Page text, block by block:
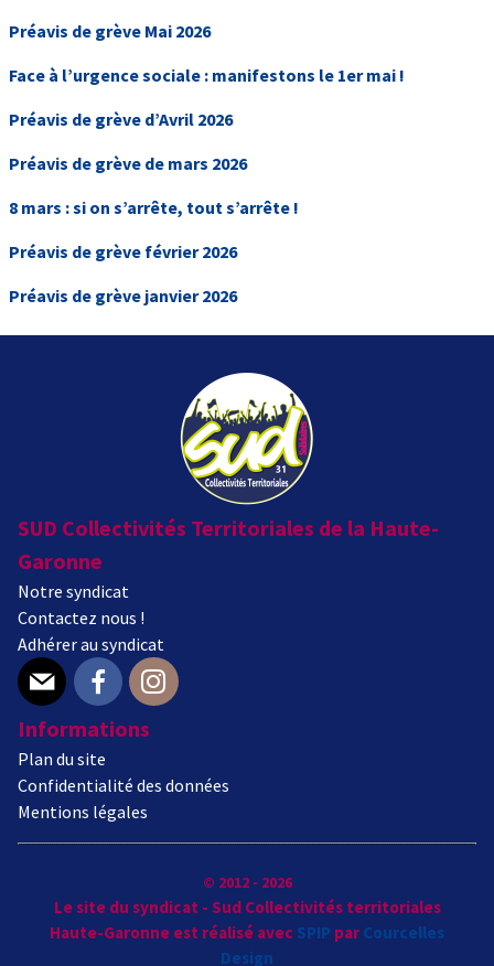
Préavis de grève Mai 2026
Face à l’urgence sociale : manifestons le 1er mai !
Préavis de grève d’Avril 2026
Préavis de grève de mars 2026
8 mars : si on s’arrête, tout s’arrête !
Préavis de grève février 2026
Préavis de grève janvier 2026
SUD Collectivités Territoriales de la Haute-
Garonne
Notre syndicat
Contactez nous !
Adhérer au syndicat
E-mail Facebook
Informations
Plan du site
Confidentialité des données
Mentions légales
© 2012 - 2026
Le site du syndicat - Sud Collectivités territoriales
Haute-Garonne est réalisé avec SPIP par Courcelles
Design